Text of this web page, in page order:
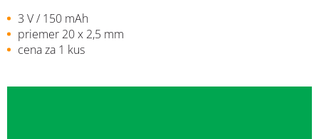
3 V / 150 mAh
priemer 20 x 2,5 mm
cena za 1 kus